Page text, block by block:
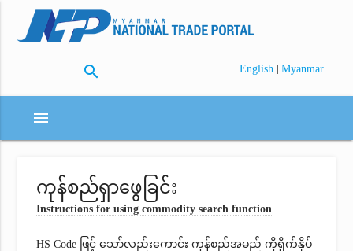
search English | Myanmar
menu
ကုန်စည်ရှာဖွေခြင်း
Instructions for using commodity search function
HS Code ဖြင့် သော်လည်းကောင်း ကုန်စည်အမည် ကိုရိုက်နှိပ်